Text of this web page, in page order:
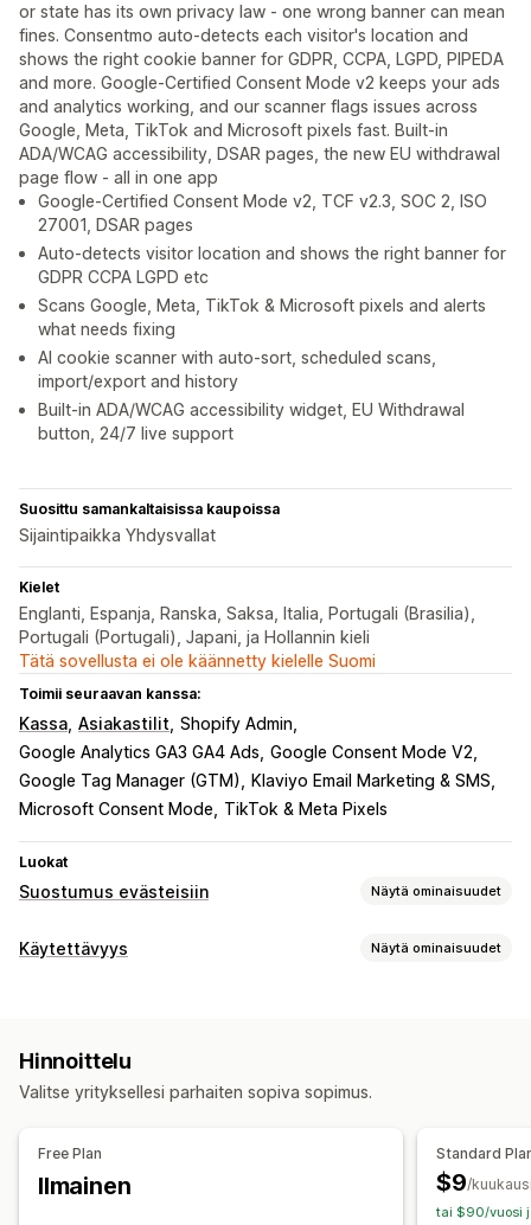
or state has its own privacy law - one wrong banner can mean
fines. Consentmo auto-detects each visitor's location and
shows the right cookie banner for GDPR, CCPA, LGPD, PIPEDA
and more. Google-Certified Consent Mode v2 keeps your ads
and analytics working, and our scanner flags issues across
Google, Meta, TikTok and Microsoft pixels fast. Built-in
ADA/WCAG accessibility, DSAR pages, the new EU withdrawal
page flow - all in one app
Google-Certified Consent Mode v2, TCF v2.3, SOC 2, ISO
27001, DSAR pages
Auto-detects visitor location and shows the right banner for
GDPR CCPA LGPD etc
Scans Google, Meta, TikTok & Microsoft pixels and alerts
what needs fixing
AI cookie scanner with auto-sort, scheduled scans,
import/export and history
Built-in ADA/WCAG accessibility widget, EU Withdrawal
button, 24/7 live support
Suosittu samankaltaisissa kaupoissa
Sijaintipaikka Yhdysvallat
Kielet
Englanti, Espanja, Ranska, Saksa, Italia, Portugali (Brasilia),
Portugali (Portugali), Japani, ja Hollannin kieli
Tätä sovellusta ei ole käännetty kielelle Suomi
Toimii seuraavan kanssa:
Kassa Asiakastilit Shopify Admin
Google Analytics GA3 GA4 Ads Google Consent Mode V2
Google Tag Manager (GTM)
Klaviyo Email Marketing & SMS
Microsoft Consent Mode
TikTok & Meta Pixels
Luokat
Suostumus evästeisiin Näytä ominaisuudet
Näyttövaihtoehdot
Käännös Mobiiliresponsiivisuus
Headless-tuki
Tietosuojavaatimusten noudattaminen
Saavutettavuusvaatimusten noudattaminen
Käytettävyys Näytä ominaisuudet
Lukurivi
Hinnoittelu
Valitse yrityksellesi parhaiten sopiva sopimus.
Free Plan
Ilmainen
Standard
$9/
tai $90/vuosi